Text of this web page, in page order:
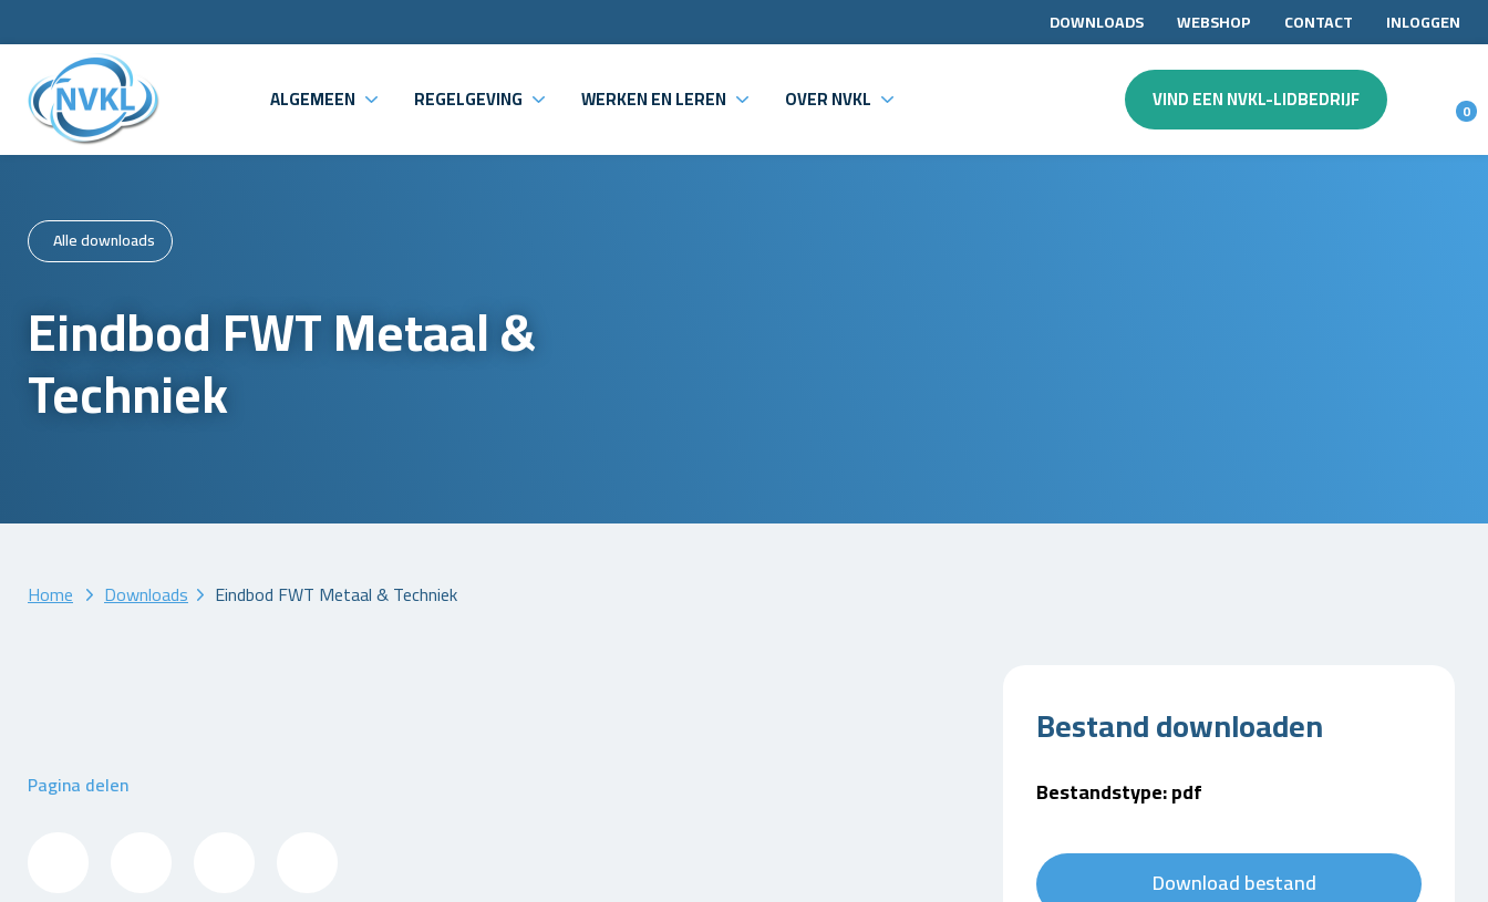
DOWNLOADS WEBSHOP CONTACT INLOGGEN
ALGEMEEN REGELGEVING WERKEN EN LEREN OVER NVKL VIND EEN NVKL-LIDBEDRIJF 0
Alle downloads
Eindbod FWT Metaal &
Techniek
Home Downloads Eindbod FWT Metaal & Techniek
Pagina delen
Bestand downloaden
Bestandstype: pdf
Download bestand